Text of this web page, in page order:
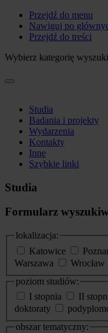
Przejdź do menu
Nawiguj po
Przejdź do treści
Wybierz kategorię
Studia
Badania i projekty
Wydarzenia
Kontakty
Inne
Szybkie linki
Studia
Formularz
lokalizacja:
Katowice
Warszawa
Wrocław
poziom studiów:
I stopnia
II
doktoraty
obszar tematyczny: